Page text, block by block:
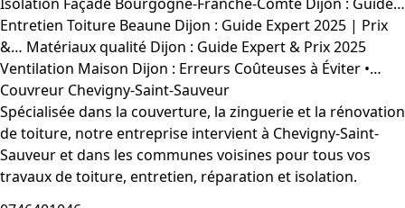
Entretien Toiture Beaune Dijon : Guide Expert 2025 | Prix
&… Matériaux qualité Dijon : Guide Expert & Prix 2025
Ventilation Maison Dijon : Erreurs Coûteuses à Éviter •…
Couvreur Chevigny-Saint-Sauveur
Spécialisée dans la couverture, la zinguerie et la rénovation
de toiture, notre entreprise intervient à Chevigny-Saint-
Sauveur et dans les communes voisines pour tous vos
travaux de toiture, entretien, réparation et isolation.